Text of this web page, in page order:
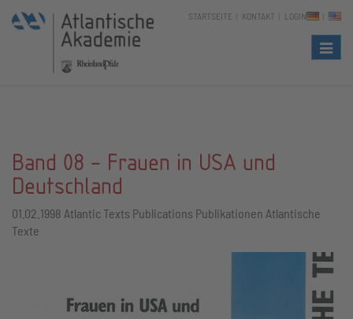
STARTSEITE KONTAKT LOGIN
Band 08 - Frauen in USA und
Deutschland
01.02.1998 Atlantic Texts Publications Publikationen Atlantische
Texte